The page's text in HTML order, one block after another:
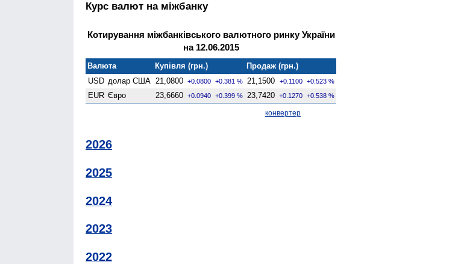
Курс валют на міжбанку
Котирування міжбанківського валютного ринку України
на 12.06.2015
Валюта Купівля (грн.)
Продаж (грн.)
USD долар США 21,0800 +0.0800 +0.381 % 21,1500 +0.1100 +0.523 %
EUR Євро 23,6660 +0.0940 +0.399 % 23,7420 +0.1270 +0.538 %
конвертер
2026
2025
2024
2023
2022